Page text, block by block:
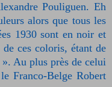
Pouliguen. Eh
alors que tous les
1930 sont en noir et
ces coloris, étant de
Au plus près de celui
Franco-Belge Robert